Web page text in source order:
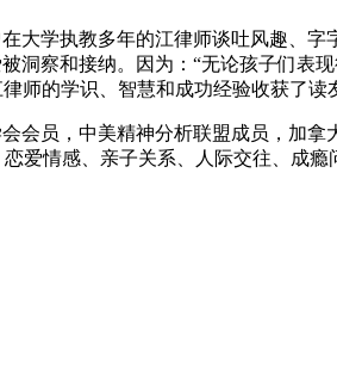
大学执教多年的江律师谈吐风趣、字
洞察和接纳。因为：“无论孩子们表
师的学识、智慧和成功经验收获了读
员，中美精神分析联盟成员，加拿
爱情感、亲子关系、人际交往、成瘾